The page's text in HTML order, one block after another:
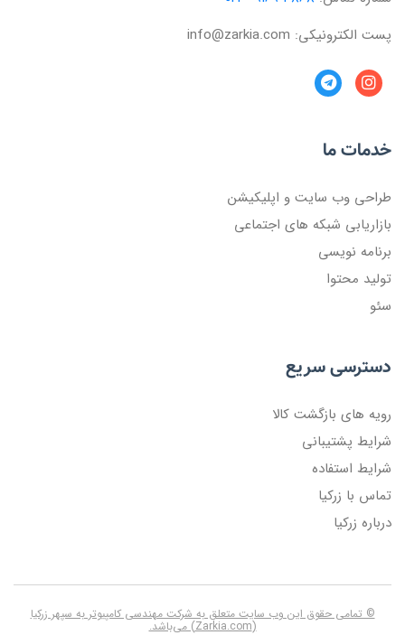
پست الکترونیکی: info@zarkia.com
خدمات ما
طراحی وب سایت و اپلیکیشن
بازاریابی شبکه های اجتماعی
برنامه نویسی
تولید محتوا
سئو
دسترسی سریع
رویه های بازگشت کالا
شرایط پشتیبانی
شرایط استفاده
تماس با زرکیا
درباره زرکیا
© تمامی حقوق این وب سایت متعلق به شرکت مهندسی کامپیوتر به سپهر زرکیا
(Zarkia.com) می‌باشد.